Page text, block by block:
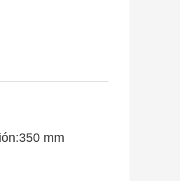
350 mm